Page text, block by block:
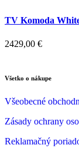
TV Komoda
2429,00 €
Všetko o nákupe
Všeobecné
Zásady ochrany
Reklamačný